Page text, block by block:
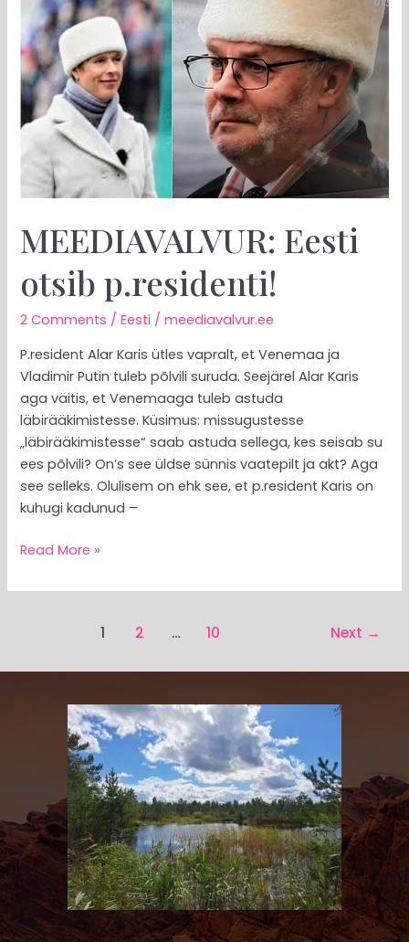
MEEDIAVALVUR: Eesti
otsib p.residenti!
2 Comments /Eesti /meediavalvur.ee
P.resident Alar Karis ütles vapralt, et Venemaa ja
Vladimir Putin tuleb põlvili suruda. Seejärel Alar Karis
aga väitis, et Venemaaga tuleb astuda
läbirääkimistesse. Küsimus: missugustesse
„läbirääkimistesse“ saab astuda sellega, kes seisab su
ees põlvili? On’s see üldse sünnis vaatepilt ja akt? Aga
see selleks. Olulisem on ehk see, et p.resident Karis on
kuhugi kadunud –
Eesti
otsib
p.residenti!
Read More »
1 2 … 10 Next →